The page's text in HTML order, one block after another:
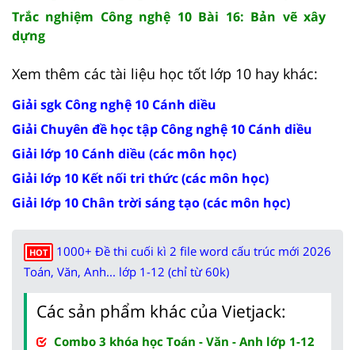
Trắc nghiệm Công nghệ 10 Bài 16: Bản vẽ xây
dựng
Xem thêm các tài liệu học tốt lớp 10 hay khác:
Giải sgk Công nghệ 10 Cánh diều
Giải Chuyên đề học tập Công nghệ 10 Cánh diều
Giải lớp 10 Cánh diều (các môn học)
Giải lớp 10 Kết nối tri thức (các môn học)
Giải lớp 10 Chân trời sáng tạo (các môn học)
HOT
1000+ Đề thi cuối kì 2 file word cấu trúc mới 2026
Toán, Văn, Anh... lớp 1-12 (chỉ từ 60k)
Các sản phẩm khác của Vietjack:
Combo 3 khóa học Toán - Văn - Anh lớp 1-12